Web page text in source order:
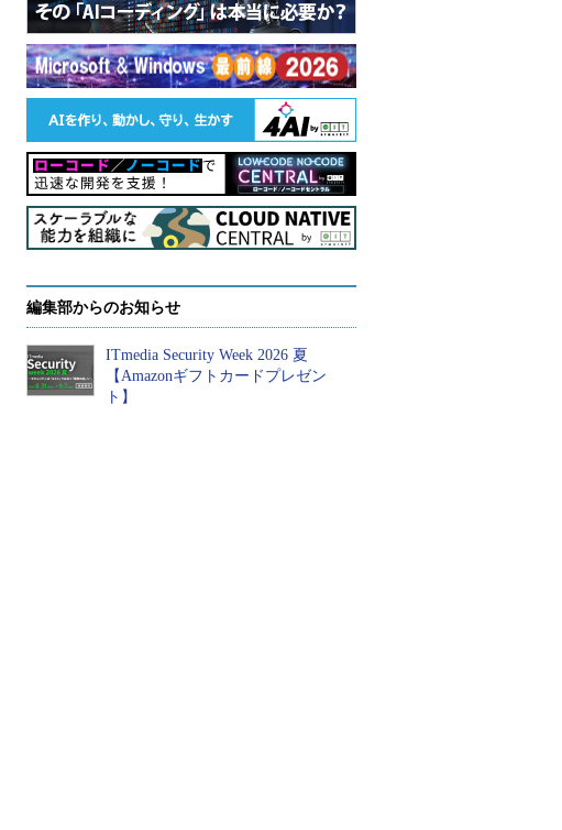
編集部からのお知らせ
ITmedia Security Week 2026 夏
【Amazonギフトカードプレゼン
ト】